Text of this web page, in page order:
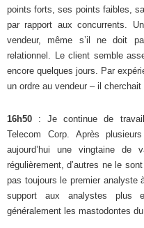
points forts, ses points faibles,
par rapport aux concurrents.
vendeur, même s’il ne doit
relationnel. Le client semble
encore quelques jours. Par
un ordre au vendeur – il cherchait
16h50 : Je continue de
Telecom Corp. Après
aujourd’hui une vingtaine de
régulièrement, d’autres ne le
pas toujours le premier analyste
support aux analystes plus
généralement les mastodontes du